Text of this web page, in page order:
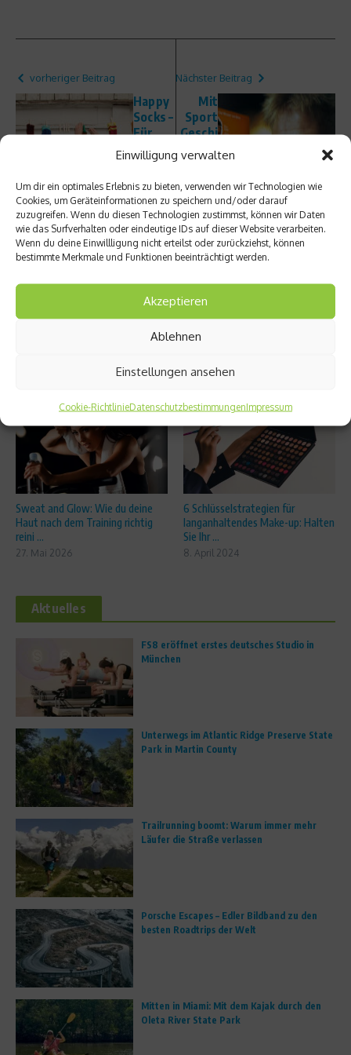
Einwilligung verwalten
Um dir ein optimales Erlebnis zu bieten, verwenden wir Technologien wie
Cookies, um Geräteinformationen zu speichern und/oder darauf
zuzugreifen. Wenn du diesen Technologien zustimmst, können wir Daten
wie das Surfverhalten oder eindeutige IDs auf dieser Website verarbeiten.
Wenn du deine Einwillligung nicht erteilst oder zurückziehst, können
bestimmte Merkmale und Funktionen beeinträchtigt werden.
Akzeptieren
Ablehnen
Einstellungen ansehen
Cookie-RichtlinieDatenschutzbestimmungenImpressum
vorheriger Beitrag
Happy
Socks –
Für
glücklic
he
Füße
Nächster Beitrag
Mit
Sport
Geschi
chten
erzähl
Intervi
ew mit
Sönke
Wortm
ann
Ähnliche Beiträge
Sweat and Glow: Wie du deine
Haut nach dem Training richtig
reini ...
27. Mai 2026
6 Schlüsselstrategien für
langanhaltendes Make-up: Halten
Sie Ihr ...
8. April 2024
Aktuelles
FS8 eröffnet erstes deutsches Studio in
München
Unterwegs im Atlantic Ridge Preserve State
Park in Martin County
Trailrunning boomt: Warum immer mehr
Läufer die Straße verlassen
Porsche Escapes – Edler Bildband zu den
besten Roadtrips der Welt
Mitten in Miami: Mit dem Kajak durch den
Oleta River State Park